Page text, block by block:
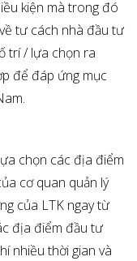
kiện mà trong đó
tư cách nhà đầu tư
trí / lựa chọn ra
để đáp ứng mục
chọn các địa điểm
cơ quan quản lý
của LTK ngay từ
địa điểm đầu tư
nhiều thời gian và